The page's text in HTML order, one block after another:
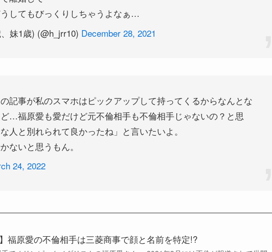
してもびっくりしちゃうよなぁ…
妹1歳) (@h_jrr10) December 28, 2021
記事が私のスマホはピックアップして持ってくるからなんとな
…福原愛も愛だけど元不倫相手も不倫相手じゃないの？と思
人と別れられて良かったね」と言いたいよ。
ないと思うもん。
24, 2022
】福原愛の不倫相手は三菱商事で顔と名前を特定!?
手でオリンピックメダリストの福原愛さん。 2021年3月には不倫が報道されて世間